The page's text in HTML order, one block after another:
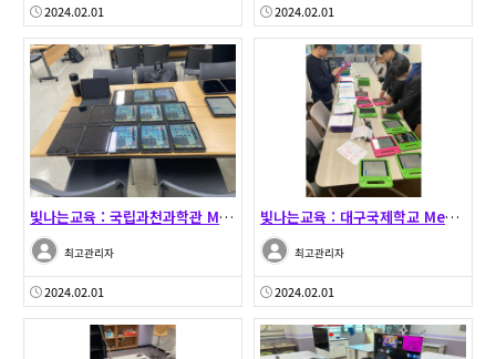
2024.02.01 2024.02.01
빛나는교육 : 국립과천과학관 MeerkatMDM 셋팅 …
최고관리자
2024.02.01
빛나는교육 : 대구국제학교 MeerkatMDM 셋팅
최고관리자
2024.02.01